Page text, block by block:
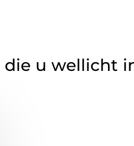
die u wellicht